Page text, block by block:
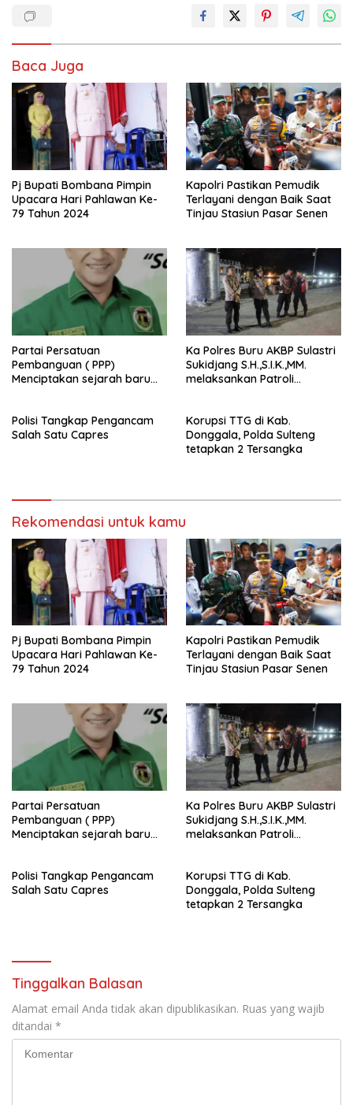
Baca Juga
Pj Bupati Bombana Pimpin
Upacara Hari Pahlawan Ke-
79 Tahun 2024
Kapolri Pastikan Pemudik
Terlayani dengan Baik Saat
Tinjau Stasiun Pasar Senen
Partai Persatuan
Pembanguan ( PPP)
Menciptakan sejarah baru
Buru (Namlea).
Ka Polres Buru AKBP Sulastri
Sukidjang S.H.,S.I.K.,MM.
melaksankan Patroli
Polisi Tangkap Pengancam
Salah Satu Capres
Korupsi TTG di Kab.
Donggala, Polda Sulteng
tetapkan 2 Tersangka
Rekomendasi untuk kamu
Pj Bupati Bombana Pimpin
Upacara Hari Pahlawan Ke-
79 Tahun 2024
Kapolri Pastikan Pemudik
Terlayani dengan Baik Saat
Tinjau Stasiun Pasar Senen
Partai Persatuan
Pembanguan ( PPP)
Menciptakan sejarah baru
Buru (Namlea).
Ka Polres Buru AKBP Sulastri
Sukidjang S.H.,S.I.K.,MM.
melaksankan Patroli
Polisi Tangkap Pengancam
Salah Satu Capres
Korupsi TTG di Kab.
Donggala, Polda Sulteng
tetapkan 2 Tersangka
Tinggalkan Balasan
Alamat email Anda tidak akan dipublikasikan. Ruas yang wajib
ditandai *